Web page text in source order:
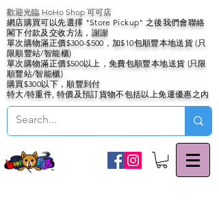
歡迎光臨 HoHo Shop 可可店
網店購買可以先選擇 "Store Pickup" 之後我們會聯絡
閣下付款及交收方法，謝謝
單次購物滿正價$300-$500，加$10包順豐本地送貨 (只
限順豐站/智能櫃)
單次購物滿正價$500以上，免費包順豐本地送貨 (只限
順豐站/智能櫃)
購買$300以下，順豐到付
特大/特重件, 特價及預訂貨物不包括以上免運優惠之內